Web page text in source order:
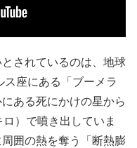
されているのは、地球
座にある「ブーメラ
ある死にかけの星から
）で噴き出していま
囲の熱を奪う「断熱膨